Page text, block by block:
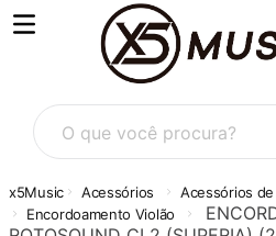
O que você procura?
Acessórios Acessórios de
Encordoamento Violão